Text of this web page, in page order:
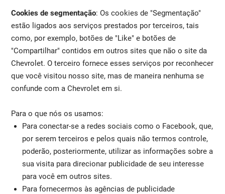
Cookies de segmentação: Os cookies de "Segmentação"
estão ligados aos serviços prestados por terceiros, tais
como, por exemplo, botões de "Like" e botões de
"Compartilhar" contidos em outros sites que não o site da
Chevrolet. O terceiro fornece esses serviços por reconhecer
que você visitou nosso site, mas de maneira nenhuma se
confunde com a Chevrolet em si.
Para o que nós os usamos:
Para conectar-se a redes sociais como o Facebook, que,
por serem terceiros e pelos quais não termos controle,
poderão, posteriormente, utilizar as informações sobre a
sua visita para direcionar publicidade de seu interesse
para você em outros sites.
Para fornecermos às agências de publicidade